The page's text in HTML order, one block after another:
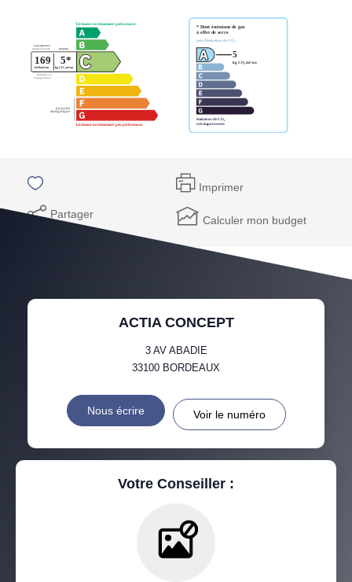
Imprimer
Partager Calculer mon budget
ACTIA CONCEPT
3 AV ABADIE
33100 BORDEAUX
Nous écrire Voir le numéro
Votre Conseiller :